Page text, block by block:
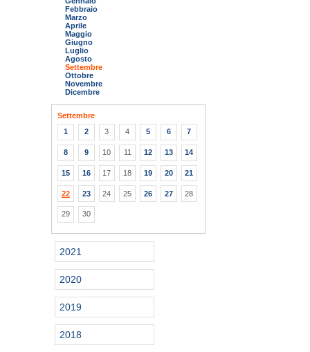
Febbraio
Marzo
Aprile
Maggio
Giugno
Luglio
Agosto
Settembre
Ottobre
Novembre
Dicembre
Settembre
1
2 3 4 5 6 7
8 9 10 11 12 13 14
15 16 17 18 19 20 21
22 23 24 25 26 27 28
29 30
2021
2020
2019
2018